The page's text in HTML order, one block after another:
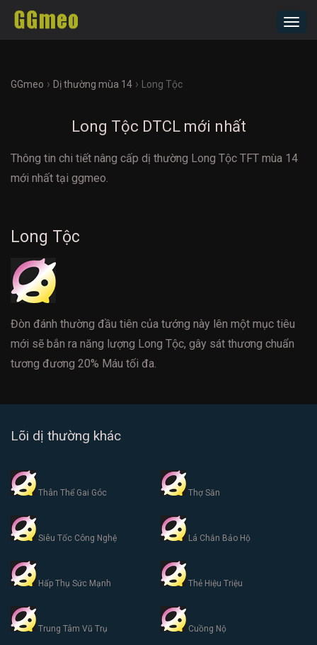
GGmeo › Dị thường mùa 14 › Long Tộc
Long Tộc DTCL mới nhất
Thông tin chi tiết nâng cấp dị thường Long Tộc TFT mùa 14
mới nhất tại ggmeo.
Long Tộc
Đòn đánh thường đầu tiên của tướng này lên một mục tiêu
mới sẽ bắn ra năng lượng Long Tộc, gây sát thương chuẩn
tương đương 20% Máu tối đa.
Lõi dị thường khác
Thân Thể Gai Góc Thợ Săn
Siêu Tốc Công Nghệ Lá Chắn Bảo Hộ
Hấp Thụ Sức Mạnh Thẻ Hiệu Triệu
Trung Tâm Vũ Trụ Cuồng Nộ